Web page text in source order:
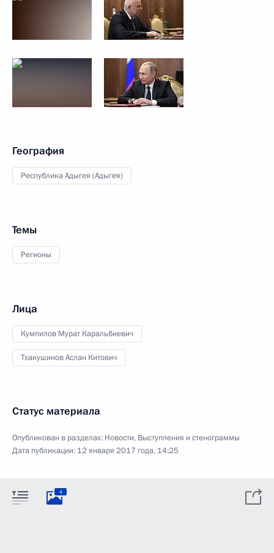
География
Республика Адыгея (Адыгея)
Темы
Регионы
Лица
Кумпилов Мурат Каральбиевич
Тхакушинов Аслан Китович
Статус материала
Опубликован в разделах: Новости, Выступления и стенограммы
Дата публикации: 12 января 2017 года, 14:25
4